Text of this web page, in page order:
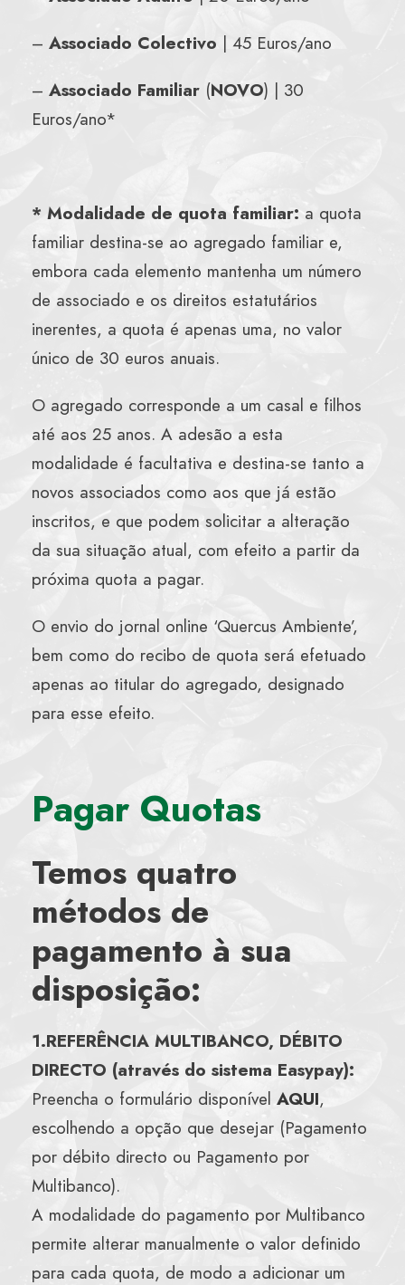
– Associado Colectivo | 45 Euros/ano
– Associado Familiar (NOVO) | 30
Euros/ano*
* Modalidade de quota familiar: a quota
familiar destina-se ao agregado familiar e,
embora cada elemento mantenha um número
de associado e os direitos estatutários
inerentes, a quota é apenas uma, no valor
único de 30 euros anuais.
O agregado corresponde a um casal e filhos
até aos 25 anos. A adesão a esta
modalidade é facultativa e destina-se tanto a
novos associados como aos que já estão
inscritos, e que podem solicitar a alteração
da sua situação atual, com efeito a partir da
próxima quota a pagar.
O envio do jornal online ‘Quercus Ambiente’,
bem como do recibo de quota será efetuado
apenas ao titular do agregado, designado
para esse efeito.
Pagar Quotas
Temos quatro
métodos de
pagamento à sua
disposição:
1.REFERÊNCIA MULTIBANCO, DÉBITO
DIRECTO (através do sistema Easypay):
Preencha o formulário disponível AQUI,
escolhendo a opção que desejar (Pagamento
por débito directo ou Pagamento por
Multibanco).
A modalidade do pagamento por Multibanco
permite alterar manualmente o valor definido
para cada quota, de modo a adicionar um